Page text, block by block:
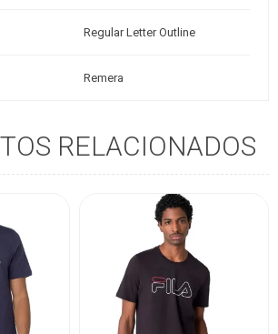
Regular Letter Outline
Remera
RELACIONADOS